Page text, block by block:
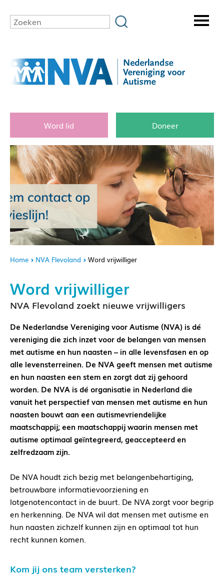
Word lid Doneer
Home NVA Flevoland Word vrijwilliger
Word vrijwilliger
NVA Flevoland zoekt nieuwe vrijwilligers
De Nederlandse Vereniging voor Autisme (NVA) is dé
vereniging die zich inzet voor de belangen van mensen
met autisme en hun naasten – in alle levensfasen en op
alle levensterreinen. De NVA geeft mensen met autisme
en hun naasten een stem en zorgt dat zij gehoord
worden. De NVA is dé organisatie in Nederland die
vanuit het perspectief van mensen met autisme en hun
naasten bouwt aan een autismevriendelijke
maatschappij; een maatschappij waarin mensen met
autisme optimaal geïntegreerd, geaccepteerd en
zelfredzaam zijn.
De NVA houdt zich bezig met belangenbehartiging,
betrouwbare informatievoorziening en
lotgenotencontact in de buurt. De NVA zorgt voor begrip
en herkenning. De NVA wil dat mensen met autisme en
hun naasten zichzelf kunnen zijn en optimaal tot hun
recht kunnen komen.
Kom jij ons team versterken?